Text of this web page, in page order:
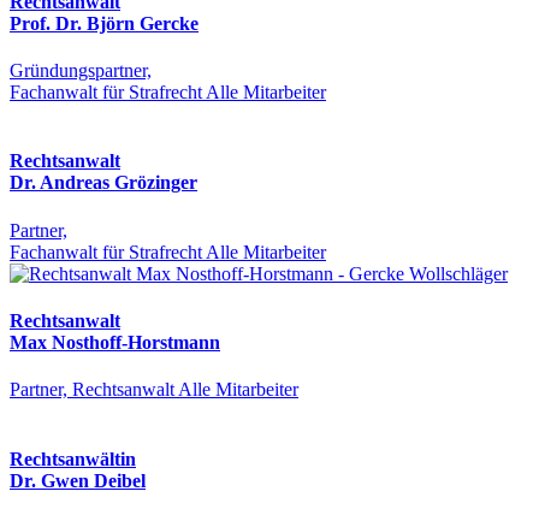
Prof. Dr. Björn Gercke
Gründungspartner,
Fachanwalt für Strafrecht Alle Mitarbeiter
Rechtsanwalt
Dr. Andreas Grözinger
Partner,
Fachanwalt für Strafrecht Alle Mitarbeiter
Rechtsanwalt
Max Nosthoff-Horstmann
Partner, Rechtsanwalt Alle Mitarbeiter
Rechtsanwältin
Dr. Gwen Deibel